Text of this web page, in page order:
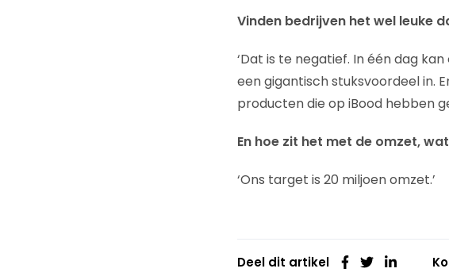
Vinden bedrijven het wel leuke
‘Dat is te negatief. In één dag
een gigantisch stuksvoordeel in.
producten die op iBood hebben
En hoe zit het met de omzet,
‘Ons target is 20 miljoen omzet.’
Deel dit artikel